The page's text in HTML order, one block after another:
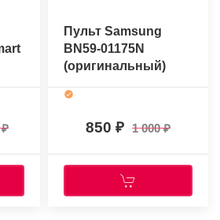
Пульт Samsung
BN59-01175N
(оригинальный)
850 1 000